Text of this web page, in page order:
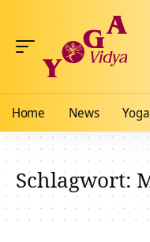
Home News
Schlagwort: